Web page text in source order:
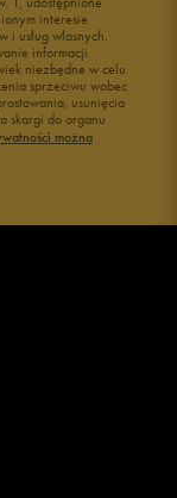
interesie
usług własnych.
informacji
niezbędne w celu
sprzeciwu wobec
usunięcia
skargi do organu
można